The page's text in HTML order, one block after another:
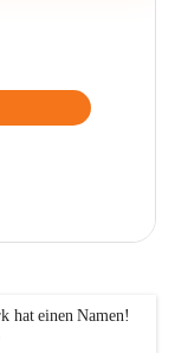
hat einen Namen!